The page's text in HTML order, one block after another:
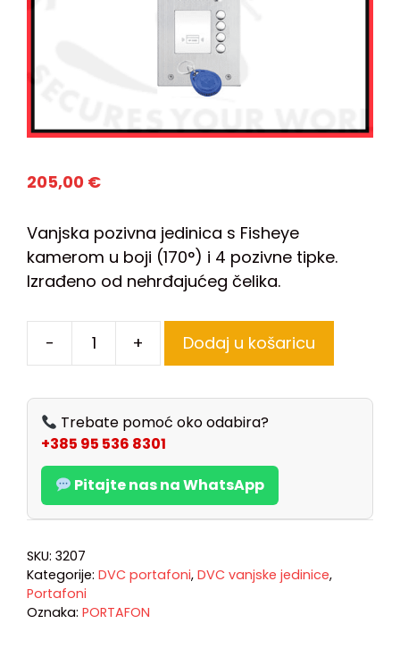
205,00 €
Vanjska pozivna jedinica s Fisheye
kamerom u boji (170°) i 4 pozivne tipke.
Izrađeno od nehrđajućeg čelika.
- + Dodaj u košaricu
Trebate pomoć oko odabira?
+385 95 536 8301
Pitajte nas na WhatsApp
SKU: 3207
Kategorije: DVC portafoni, DVC vanjske jedinice,
Portafoni
Oznaka: PORTAFON